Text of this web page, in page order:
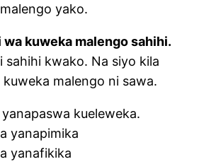
yako.
wa kuweka malengo sahihi.
sahihi kwako. Na siyo kila
malengo ni sawa.
kueleweka.
yanapimika
yanafikika